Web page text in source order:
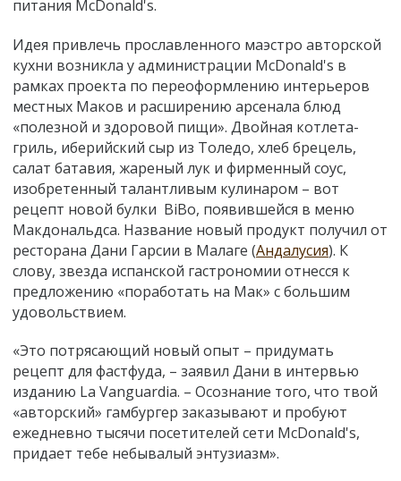
питания McDonald's.
Идея привлечь прославленного маэстро авторской
кухни возникла у администрации McDonald's в
рамках проекта по переоформлению интерьеров
местных Маков и расширению арсенала блюд
«полезной и здоровой пищи». Двойная котлета-
гриль, иберийский сыр из Толедо, хлеб брецель,
салат батавия, жареный лук и фирменный соус,
изобретенный талантливым кулинаром – вот
рецепт новой булки BiBo, появившейся в меню
Макдональдса. Название новый продукт получил от
ресторана Дани Гарсии в Малаге (Андалусия). К
слову, звезда испанской гастрономии отнесся к
предложению «поработать на Мак» с большим
удовольствием.
«Это потрясающий новый опыт – придумать
рецепт для фастфуда, – заявил Дани в интервью
изданию La Vanguardia. – Осознание того, что твой
«авторский» гамбургер заказывают и пробуют
ежедневно тысячи посетителей сети McDonald's,
придает тебе небывалый энтузиазм».